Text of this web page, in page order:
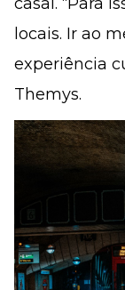
locais. Ir ao
experiência
Themys.